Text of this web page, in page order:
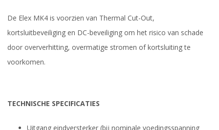
De Elex MK4 is voorzien van Thermal Cut-Out,
kortsluitbeveiliging en DC-beveiliging om het risico van schade
door oververhitting, overmatige stromen of kortsluiting te
voorkomen.
TECHNISCHE SPECIFICATIES
Uitgang eindversterker (bij nominale voedingsspanning